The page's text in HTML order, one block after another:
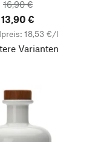
16,90 €
13,90 €
18,53 €/l
Varianten